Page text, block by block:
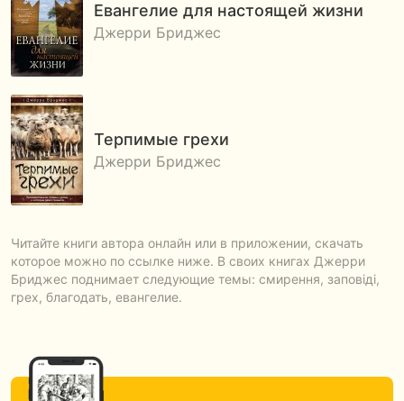
Евангелие для настоящей жизни
Джерри Бриджес
Терпимые грехи
Джерри Бриджес
Читайте книги автора онлайн или в приложении, скачать
которое можно по ссылке ниже. В своих книгах Джерри
Бриджес поднимает следующие темы: смирення, заповіді,
грех, благодать, евангелие.